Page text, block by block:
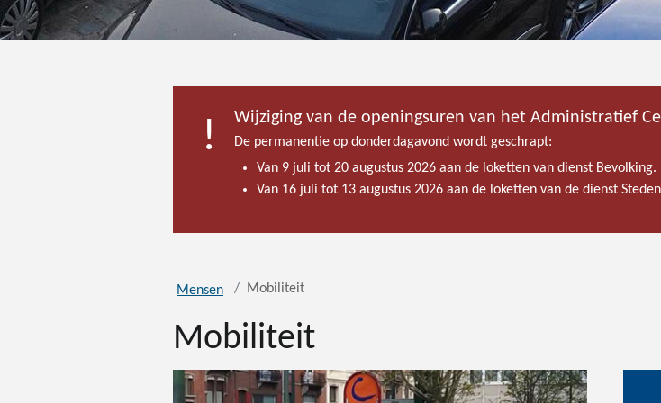
Wijziging van de openingsuren van het Administratief
De permanentie op donderdagavond wordt geschrapt:
Van 9 juli tot 20 augustus 2026 aan de loketten van dienst Bevolking.
Van 16 juli tot 13 augustus 2026 aan de loketten van de dienst
Mensen Mobiliteit
Mobiliteit